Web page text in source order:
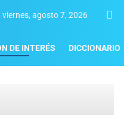
viernes, agosto 7, 2026
DE INTERÉS DICCIONARIO